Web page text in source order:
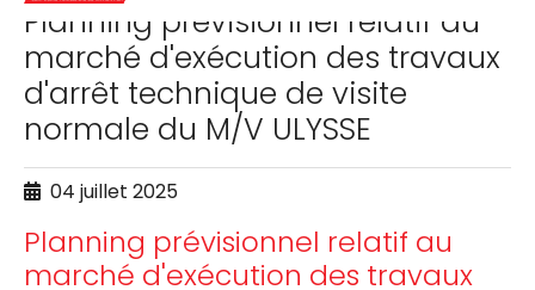
Planning prévisionnel relatif au
marché d'exécution des travaux
d'arrêt technique de visite
normale du M/V ULYSSE
04 juillet 2025
Planning prévisionnel relatif au
marché d'exécution des travaux